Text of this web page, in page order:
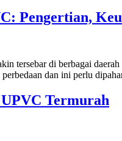
Pengertian,
tersebar di berbagai
dan ini perlu
Termurah